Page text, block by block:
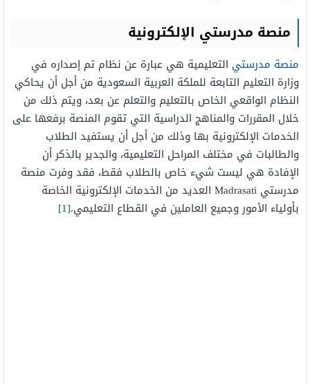
منصة مدرستي الإلكترونية
منصة مدرستي التعليمية هي عبارة عن نظام تم إصداره في
وزارة التعليم التابعة للملكة العربية السعودية من أجل أن يحاكي
النظام الواقعي الخاص بالتعليم والتعلم عن بعد، ويتم ذلك من
خلال المقررات والمناهج الدراسية التي تقوم المنصة برفعها على
الخدمات الإلكترونية بها وذلك من أجل أن يستفيد الطلاب
والطالبات في مختلف المراحل التعليمية، والجدير بالذكر أن
الإفادة هي ليست شيء خاص بالطلاب فقط، فقد وفرت منصة
مدرستي Madrasati العديد من الخدمات الإلكترونية الخاصة
بأولياء الأمور وجميع العاملين في القطاع التعليمي.[1]